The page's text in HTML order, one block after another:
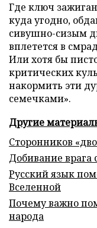
Где ключ
куда угодно,
сивушно-сизым
вплетется в
Или хотя бы
критических
накормить эти
семечками».
Другие
Сторонников
Добивание врага
Русский язык
Вселенной
Почему важно
народа